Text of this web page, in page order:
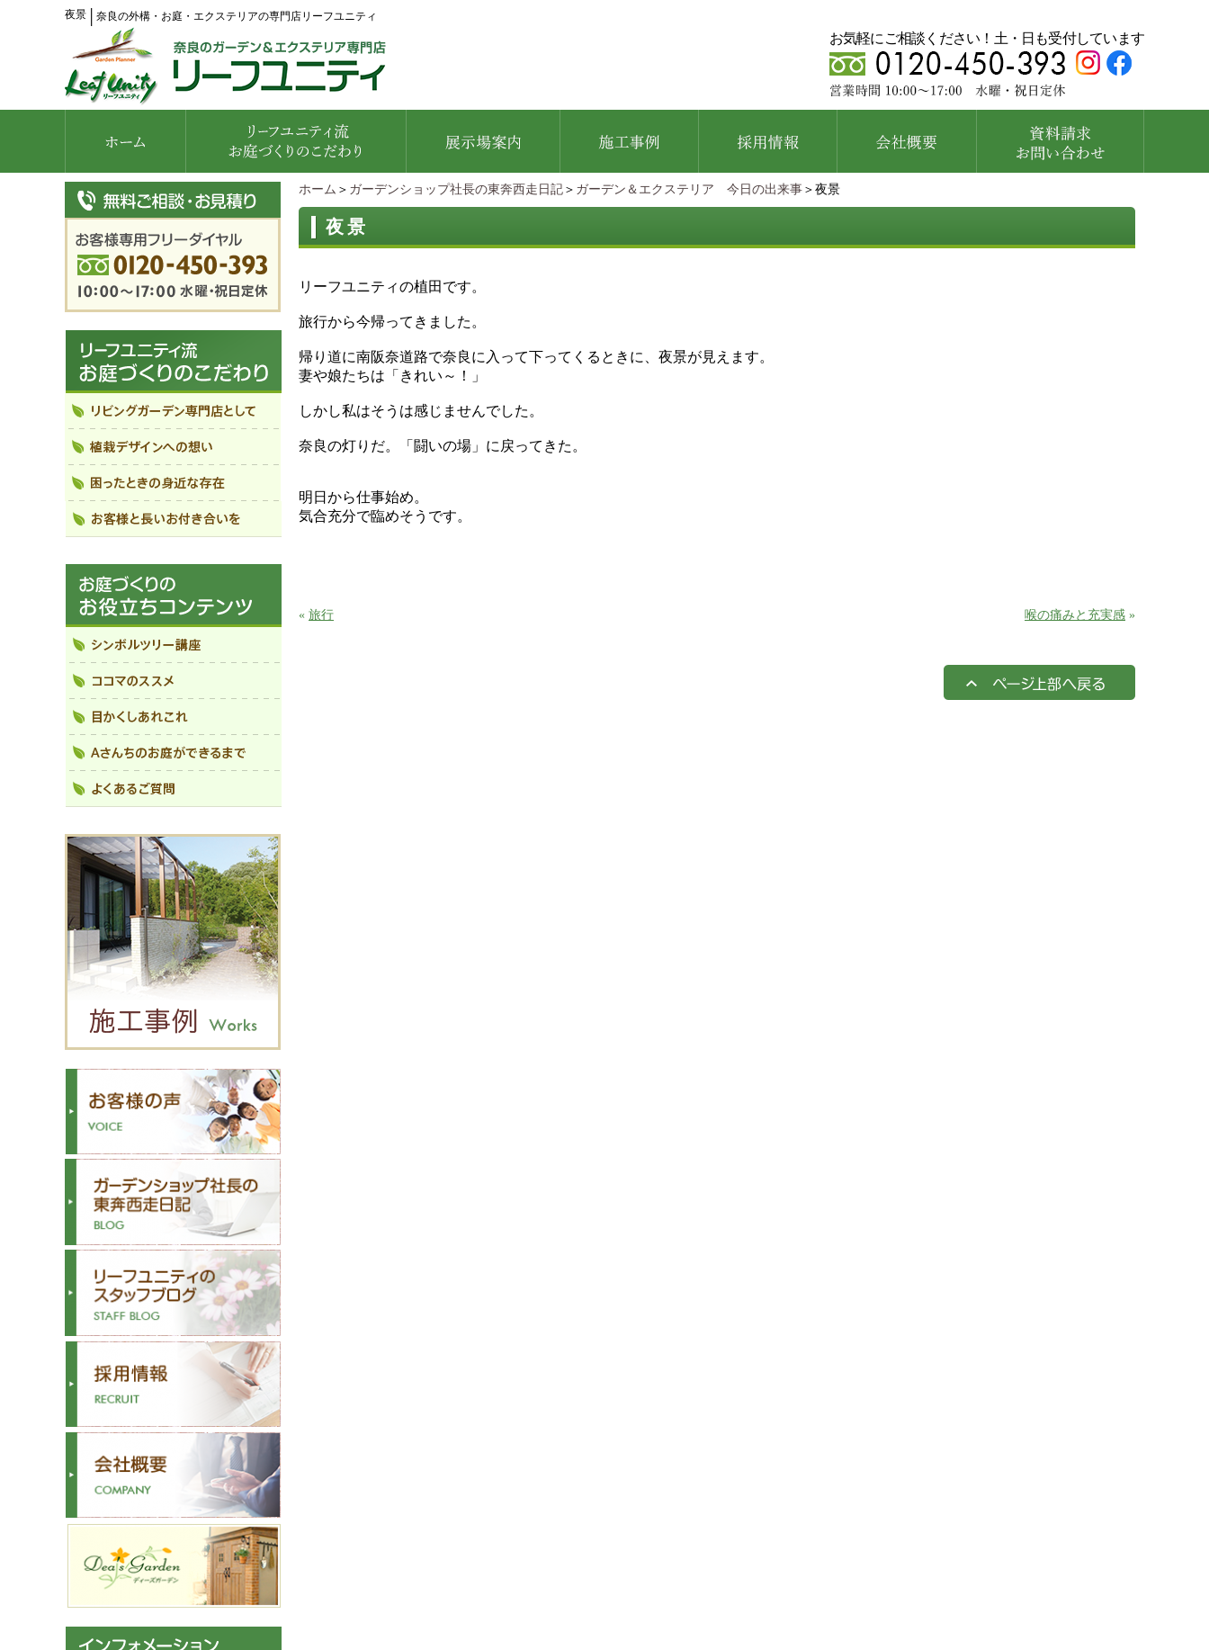
夜景 奈良の外構・お庭・エクステリアの専門店リーフユニティ
お気軽にご相談ください！土・日も受付しています
ホーム ＞ ガーデンショップ社長の東奔西走日記 ＞ ガーデン＆エクステリア 今日の出来事 ＞夜景
夜景
リーフユニティの植田です。
旅行から今帰ってきました。
帰り道に南阪奈道路で奈良に入って下ってくるときに、夜景が見えます。
妻や娘たちは「きれい～！」
しかし私はそうは感じませんでした。
奈良の灯りだ。「闘いの場」に戻ってきた。
明日から仕事始め。
気合充分で臨めそうです。
« 旅行 喉の痛みと充実感 »